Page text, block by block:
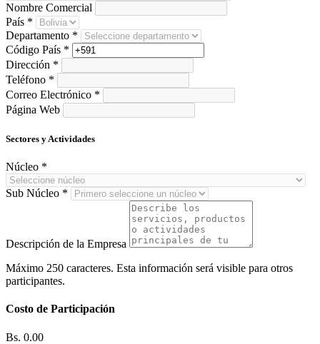
Nombre Comercial
País *
Departamento *
Código País *
Dirección *
Teléfono *
Correo Electrónico *
Página Web
Sectores y Actividades
Núcleo *
Sub Núcleo *
Descripción de la Empresa
Máximo 250 caracteres. Esta información será visible para otros
participantes.
Costo de Participación
Bs. 0.00